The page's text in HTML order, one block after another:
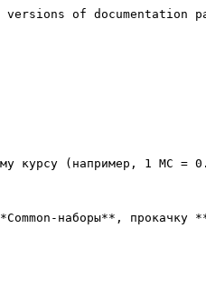
of documentation
курсу (например, 1 MC =
наборы**, прокачку